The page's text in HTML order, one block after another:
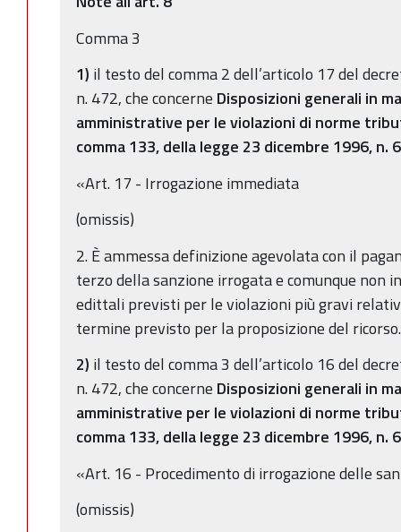
Comma 3
1) il testo del comma 2 dell’articolo 17 del
n. 472, che concerne Disposizioni generali in
amministrative per le violazioni di norme
comma 133, della legge 23 dicembre 1996, n.
«Art. 17 - Irrogazione immediata
(omissis)
2. È ammessa definizione agevolata con il
terzo della sanzione irrogata e comunque non
edittali previsti per le violazioni più gravi
termine previsto per la proposizione del
2) il testo del comma 3 dell’articolo 16 del
n. 472, che concerne Disposizioni generali in
amministrative per le violazioni di norme
comma 133, della legge 23 dicembre 1996, n.
«Art. 16 - Procedimento di irrogazione delle
(omissis)